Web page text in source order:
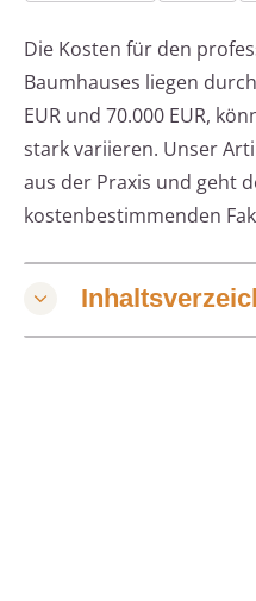
Die Kosten für den
Baumhauses liegen
EUR und 70.000 EUR,
stark variieren. Unser
aus der Praxis und geht
kostenbestimmenden